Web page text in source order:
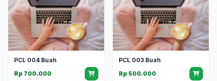
PCL 004 Buah
Rp 700.000
PCL 003 Buah
Rp 500.000